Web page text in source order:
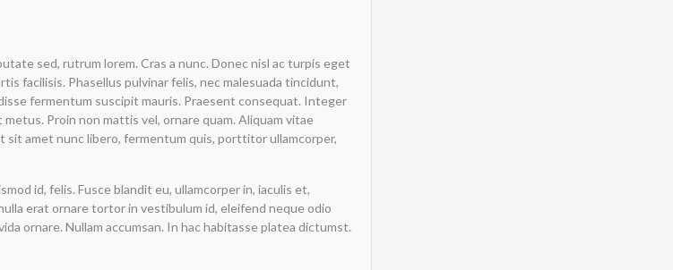
sed, rutrum lorem. Cras a nunc. Donec nisl ac turpis eget
facilisis. Phasellus pulvinar felis, nec malesuada tincidunt,
fermentum suscipit mauris. Praesent consequat. Integer
Proin non mattis vel, ornare quam. Aliquam vitae
sit amet nunc libero, fermentum quis, porttitor ullamcorper,
id, felis. Fusce blandit eu, ullamcorper in, iaculis et,
erat ornare tortor in vestibulum id, eleifend neque odio
ornare. Nullam accumsan. In hac habitasse platea dictumst.